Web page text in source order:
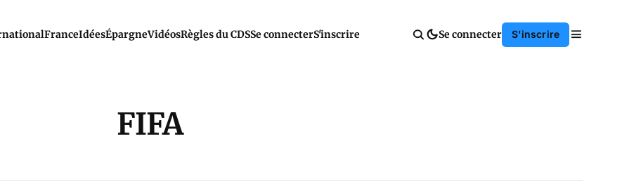
FranceIdéesÉpargneVidéosRègles du CDSSe connecterS'inscrire Se connecter S'inscrire
FIFA